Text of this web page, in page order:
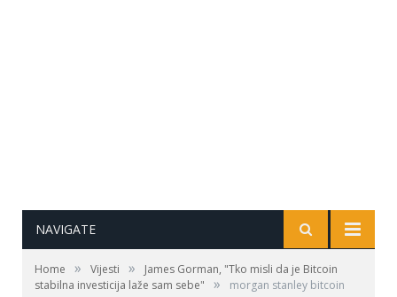
NAVIGATE
Home » Vijesti »
James Gorman, "Tko misli da je Bitcoin
stabilna investicija laže sam sebe"
» morgan stanley bitcoin